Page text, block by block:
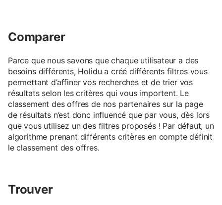
Comparer
Parce que nous savons que chaque utilisateur a des
besoins différents, Holidu a créé différents filtres vous
permettant d’affiner vos recherches et de trier vos
résultats selon les critères qui vous importent. Le
classement des offres de nos partenaires sur la page
de résultats n’est donc influencé que par vous, dès lors
que vous utilisez un des filtres proposés ! Par défaut, un
algorithme prenant différents critères en compte définit
le classement des offres.
Trouver